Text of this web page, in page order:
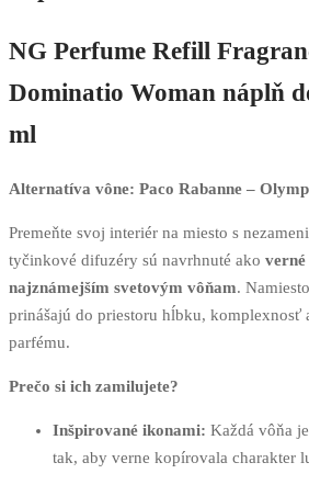
NG Perfume Refill
Dominatio Woman náplň
ml
Alternatíva vône: Paco Rabanne –
Premeňte svoj interiér na miesto s
tyčinkové difuzéry sú navrhnuté ako
najznámejším svetovým vôňam.
prinášajú do priestoru hĺbku, komplexnosť
parfému.
Prečo si ich zamilujete?
Inšpirované ikonami: Každá vôňa
tak, aby verne kopírovala charakter